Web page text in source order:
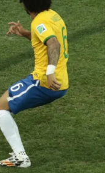
Triatlon
Veslování
Vodní slalom
Volejbal
Ostatní